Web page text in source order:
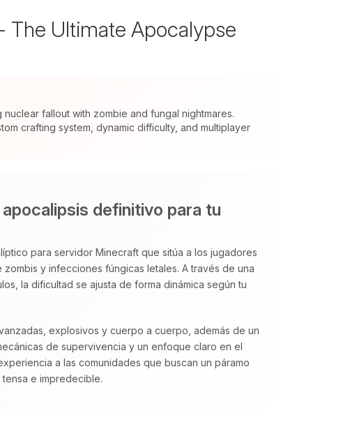
The Ultimate Apocalypse
fallout with zombie and fungal nightmares.
crafting system, dynamic difficulty, and multiplayer
definitivo para tu
para servidor Minecraft que sitúa a los jugadores
y infecciones fúngicas letales. A través de una
la dificultad se ajusta de forma dinámica según tu
explosivos y cuerpo a cuerpo, además de un
de supervivencia y un enfoque claro en el
a las comunidades que buscan un páramo
e impredecible.